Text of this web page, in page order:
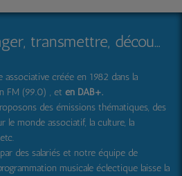
RPL Radio : partager, transmettre, découvrir et surprendre
associative créée en 1982 dans la
FM (99.0) , et en DAB+.
des émissions thématiques, des
le monde associatif, la culture, la
des salariés et notre équipe de
musicale éclectique laisse la